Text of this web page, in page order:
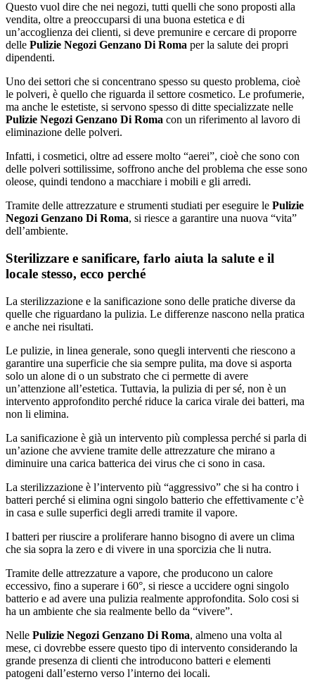
Questo vuol dire che nei negozi, tutti quelli che sono proposti alla
vendita, oltre a preoccuparsi di una buona estetica e di
un’accoglienza dei clienti, si deve premunire e cercare di proporre
delle Pulizie Negozi Genzano Di Roma per la salute dei propri
dipendenti.
Uno dei settori che si concentrano spesso su questo problema, cioè
le polveri, è quello che riguarda il settore cosmetico. Le profumerie,
ma anche le estetiste, si servono spesso di ditte specializzate nelle
Pulizie Negozi Genzano Di Roma con un riferimento al lavoro di
eliminazione delle polveri.
Infatti, i cosmetici, oltre ad essere molto “aerei”, cioè che sono con
delle polveri sottilissime, soffrono anche del problema che esse sono
oleose, quindi tendono a macchiare i mobili e gli arredi.
Tramite delle attrezzature e strumenti studiati per eseguire le Pulizie
Negozi Genzano Di Roma, si riesce a garantire una nuova “vita”
dell’ambiente.
Sterilizzare e sanificare, farlo aiuta la salute e il
locale stesso, ecco perché
La sterilizzazione e la sanificazione sono delle pratiche diverse da
quelle che riguardano la pulizia. Le differenze nascono nella pratica
e anche nei risultati.
Le pulizie, in linea generale, sono quegli interventi che riescono a
garantire una superficie che sia sempre pulita, ma dove si asporta
solo un alone di o un substrato che ci permette di avere
un’attenzione all’estetica. Tuttavia, la pulizia di per sé, non è un
intervento approfondito perché riduce la carica virale dei batteri, ma
non li elimina.
La sanificazione è già un intervento più complessa perché si parla di
un’azione che avviene tramite delle attrezzature che mirano a
diminuire una carica batterica dei virus che ci sono in casa.
La sterilizzazione è l’intervento più “aggressivo” che si ha contro i
batteri perché si elimina ogni singolo batterio che effettivamente c’è
in casa e sulle superfici degli arredi tramite il vapore.
I batteri per riuscire a proliferare hanno bisogno di avere un clima
che sia sopra la zero e di vivere in una sporcizia che li nutra.
Tramite delle attrezzature a vapore, che producono un calore
eccessivo, fino a superare i 60°, si riesce a uccidere ogni singolo
batterio e ad avere una pulizia realmente approfondita. Solo cosi si
ha un ambiente che sia realmente bello da “vivere”.
Nelle Pulizie Negozi Genzano Di Roma, almeno una volta al
mese, ci dovrebbe essere questo tipo di intervento considerando la
grande presenza di clienti che introducono batteri e elementi
patogeni dall’esterno verso l’interno dei locali.